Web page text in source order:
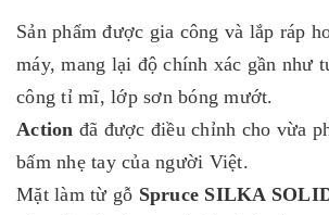
Sản phẩm được gia công và lắp ráp
máy, mang lại độ chính xác gần như
công tỉ mĩ, lớp sơn bóng mướt.
Action đã được điều chỉnh cho vừa
bấm nhẹ tay của người Việt.
Mặt làm từ gỗ Spruce SILKA